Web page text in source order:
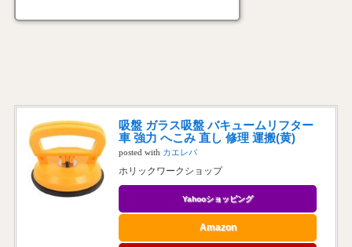
吸盤 ガラス吸盤 バキュームリフター
車 強力 へこみ 直し 修理 運搬(黄)
posted with カエレバ
ホリックワークショップ
Yahooショッピング
Amazon